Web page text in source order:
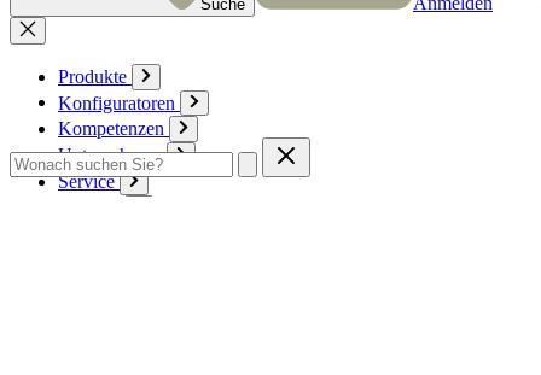
Suche
Produkte
Konfiguratoren
Kompetenzen
Unternehmen
Service